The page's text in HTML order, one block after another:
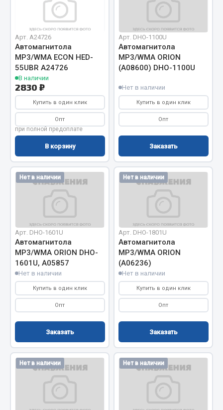
Весь раздел
Автотовары
Автозвук
Автокаталоги
Аксессуары автомобильные
Аптечки и знаки автомобильные
Брызговики
Вентиляторы кабины
Вымпела
Показать ещё
Весь раздел
Масла
Охладжающие жидкости
Технические жидкости
Весь раздел
МЕТИЗЫ
Болты
Гайки
Кольца стопорные
Арт. A24726
Автомагнитола
МР3/WMA ЕСОN HED-
55UBR A24726
В наличии
2830 ₽
Купить в один клик
Опт
при полной предоплате
В корзину
Арт. DHO-1100U
Автомагнитола
МР3/WMA ORION
(A08600) DHO-1100U
Нет в наличии
Купить в один клик
Опт
Заказать
Нет в наличии
Арт. DHO-1601U
Автомагнитола
МР3/WMA ORION DHO-
1601U, A05857
Нет в наличии
Купить в один клик
Опт
Заказать
Нет в наличии
Арт. DHO-1801U
Автомагнитола
МР3/WMA ORION
(А06236)
Нет в наличии
Купить в один клик
Опт
Заказать
Нет в наличии Нет в наличии